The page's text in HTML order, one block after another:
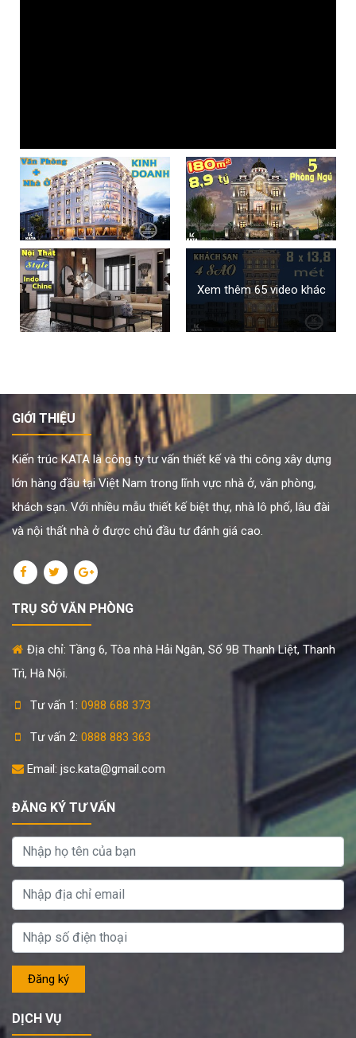
Xem thêm 65 video khác
GIỚI THIỆU
Kiến trúc KATA là công ty tư vấn thiết kế và thi công xây dựng
lớn hàng đầu tại Việt Nam trong lĩnh vực nhà ở, văn phòng,
khách sạn. Với nhiều mẫu thiết kế biệt thự, nhà lô phố, lâu đài
và nội thất nhà ở được chủ đầu tư đánh giá cao.
TRỤ SỞ VĂN PHÒNG
Địa chỉ: Tầng 6, Tòa nhà Hải Ngân, Số 9B Thanh Liệt, Thanh
Trì, Hà Nội.
Tư vấn 1: 0988 688 373
Tư vấn 2: 0888 883 363
Email: jsc.kata@gmail.com
ĐĂNG KÝ TƯ VẤN
DỊCH VỤ